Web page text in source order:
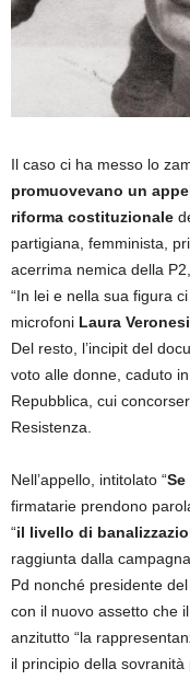
Il caso ci ha messo lo
promuovevano un
riforma costituzionale
partigiana, femminista,
acerrima nemica della P2,
“In lei e nella sua figura
microfoni Laura Veronesi
Del resto, l’incipit del
voto alle donne, caduto
Repubblica, cui
Resistenza.
Nell’appello, intitolato “
firmatarie prendono
“il livello di
raggiunta dalla
Pd nonché presidente
con il nuovo assetto che
anzitutto “la
il principio della sovranità